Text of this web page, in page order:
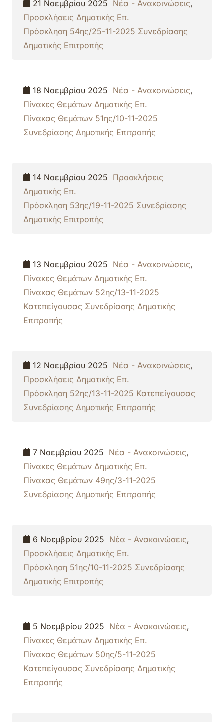
21 Νοεμβρίου 2025 Νέα - Ανακοινώσεις,
Προσκλήσεις Δημοτικής Επ.
Πρόσκληση 54ης/25-11-2025 Συνεδρίασης
Δημοτικής Επιτροπής
18 Νοεμβρίου 2025 Νέα - Ανακοινώσεις,
Πίνακες Θεμάτων Δημοτικής Επ.
Πίνακας Θεμάτων 51ης/10-11-2025
Συνεδρίασης Δημοτικής Επιτροπής
14 Νοεμβρίου 2025 Προσκλήσεις
Δημοτικής Επ.
Πρόσκληση 53ης/19-11-2025 Συνεδρίασης
Δημοτικής Επιτροπής
13 Νοεμβρίου 2025 Νέα - Ανακοινώσεις,
Πίνακες Θεμάτων Δημοτικής Επ.
Πίνακας Θεμάτων 52ης/13-11-2025
Κατεπείγουσας Συνεδρίασης Δημοτικής
Επιτροπής
12 Νοεμβρίου 2025 Νέα - Ανακοινώσεις,
Προσκλήσεις Δημοτικής Επ.
Πρόσκληση 52ης/13-11-2025 Κατεπείγουσας
Συνεδρίασης Δημοτικής Επιτροπής
7 Νοεμβρίου 2025 Νέα - Ανακοινώσεις,
Πίνακες Θεμάτων Δημοτικής Επ.
Πίνακας Θεμάτων 49ης/3-11-2025
Συνεδρίασης Δημοτικής Επιτροπής
6 Νοεμβρίου 2025 Νέα - Ανακοινώσεις,
Προσκλήσεις Δημοτικής Επ.
Πρόσκληση 51ης/10-11-2025 Συνεδρίασης
Δημοτικής Επιτροπής
5 Νοεμβρίου 2025 Νέα - Ανακοινώσεις,
Πίνακες Θεμάτων Δημοτικής Επ.
Πίνακας Θεμάτων 50ης/5-11-2025
Κατεπείγουσας Συνεδρίασης Δημοτικής
Επιτροπής